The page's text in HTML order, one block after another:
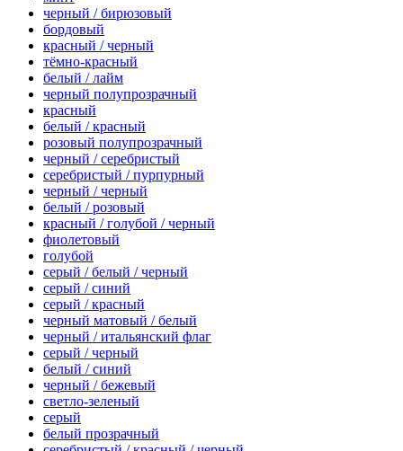
черный / бирюзовый
бордовый
красный / черный
тёмно-красный
белый / лайм
черный полупрозрачный
красный
белый / красный
розовый полупрозрачный
черный / серебристый
серебристый / пурпурный
черный / черный
белый / розовый
красный / голубой / черный
фиолетовый
голубой
серый / белый / черный
серый / синий
серый / красный
черный матовый / белый
черный / итальянский флаг
серый / черный
белый / синий
черный / бежевый
светло-зеленый
серый
белый прозрачный